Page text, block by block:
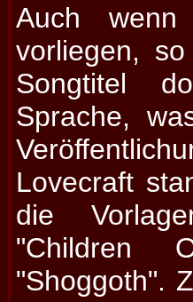
Auch
vorliegen,
Songtitel
Sprache,
Lovecraft
die
"Children
"Shoggoth".